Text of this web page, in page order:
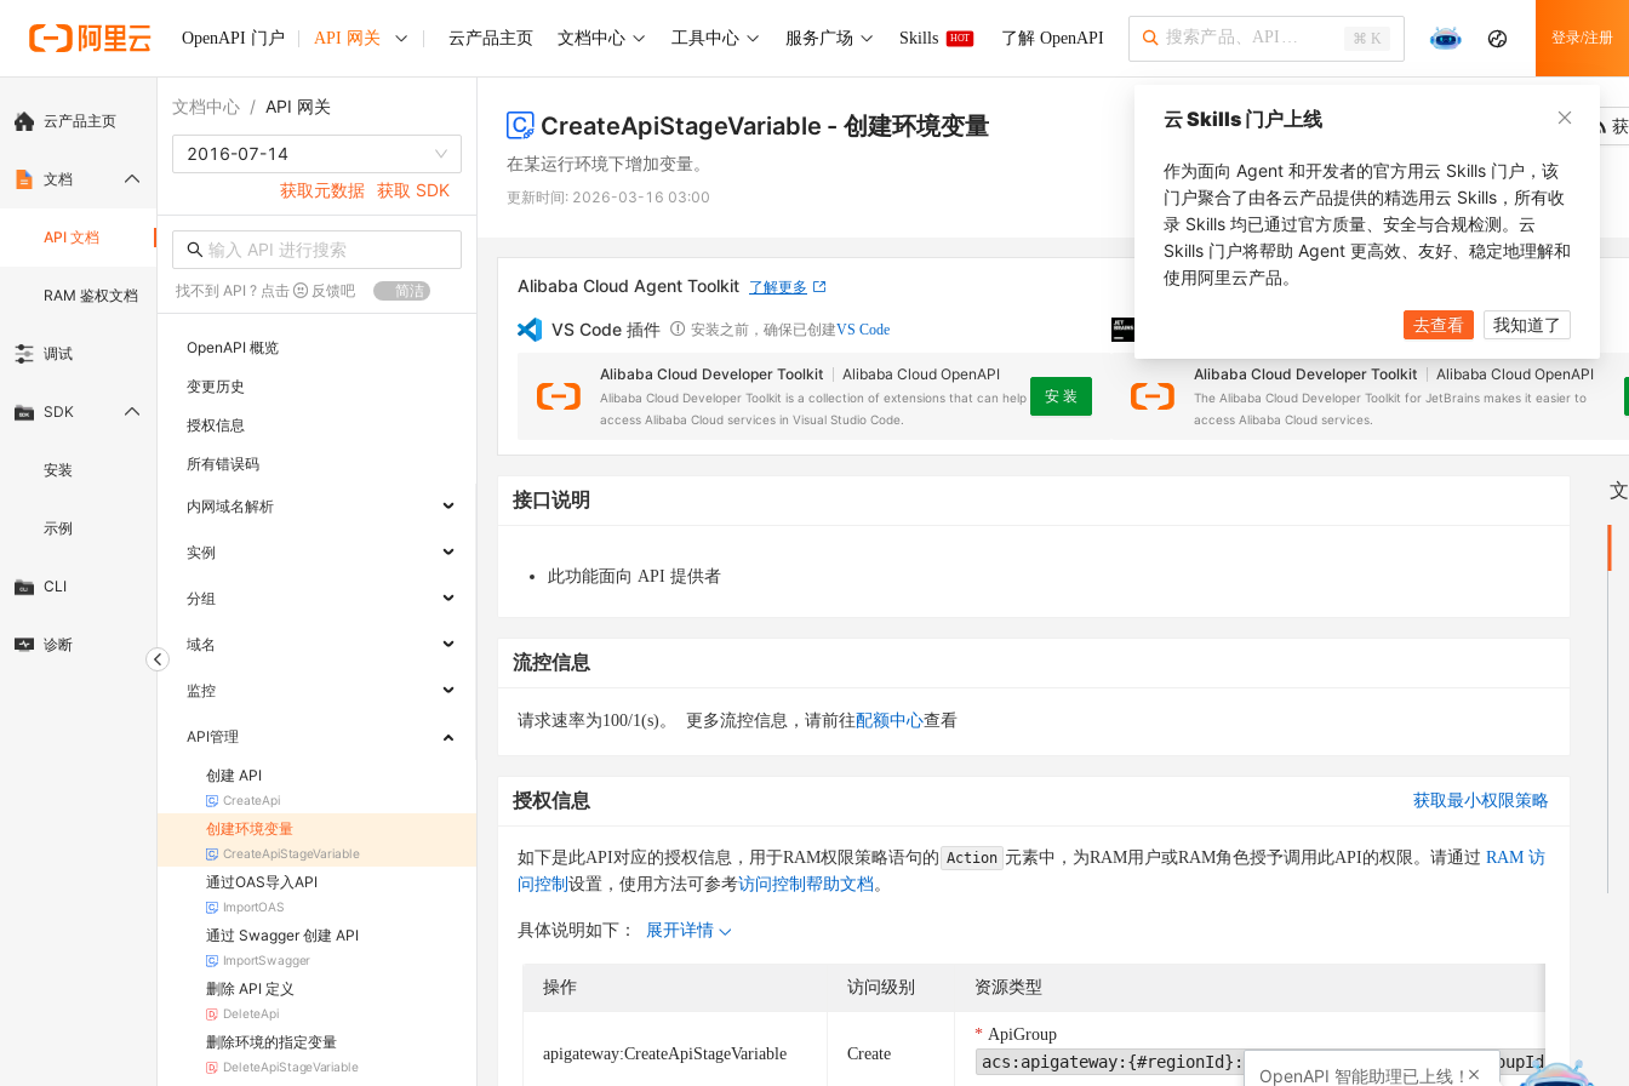
OpenAPI 门户 API 网关 云产品主页 文档中心 工具中心 服务广场 Skills HOT 了解 OpenAPI ⌘ K 登录/注册
云产品主页
文档
API 文档
RAM 鉴权文档
调试
SDK
安装
示例
CLI
诊断
文档中心 / API 网关
2016-07-14
获取元数据 获取 SDK
找不到 API ? 点击 反馈吧 简洁
OpenAPI 概览
变更历史
授权信息
所有错误码
内网域名解析
实例
分组
域名
监控
API管理
创建 API
CreateApi
创建环境变量
CreateApiStageVariable
通过OAS导入API
ImportOAS
通过 Swagger 创建 API
ImportSwagger
删除 API 定义
DeleteApi
删除环境的指定变量
DeleteApiStageVariable
CreateApiStageVariable - 创建环境变量
在某运行环境下增加变量。
更新时间: 2026-03-16 03:00
Alibaba Cloud Agent Toolkit 了解更多
VS Code 插件 安装之前，确保已创建VS Code
Alibaba Cloud Developer Toolkit Alibaba Cloud OpenAPI
Alibaba Cloud Developer Toolkit is a collection of extensions that can help
access Alibaba Cloud services in Visual Studio Code.
安 装
安装之前，确保已创建JetBrains IDE
Alibaba Cloud Developer Toolkit Alibaba Cloud OpenAPI
The Alibaba Cloud Developer Toolkit for JetBrains makes it easier to
access Alibaba Cloud services.
接口说明
此功能面向 API 提供者
流控信息
请求速率为100/1(s)。 更多流控信息，请前往配额中心查看
授权信息 获取最小权限策略
如下是此API对应的授权信息，用于RAM权限策略语句的 Action 元素中，为RAM用户或RAM角色授予调用此API的权限。请通过 RAM 访
问控制 设置，使用方法可参考访问控制帮助文档。
具体说明如下： 展开详情
操作 访问级别 资源类型
apigateway:CreateApiStageVariable Create
ApiGroup
acs:apigateway:{#regionId}:{#accountId}:apigroup/{#GroupId}
云 Skills 门户上线
作为面向 Agent 和开发者的官方用云 Skills 门户，该
门户聚合了由各云产品提供的精选用云 Skills，所有收
录 Skills 均已通过官方质量、安全与合规检测。云
Skills 门户将帮助 Agent 更高效、友好、稳定地理解和
使用阿里云产品。
去查看 我知道了
OpenAPI 智能助理已上线！